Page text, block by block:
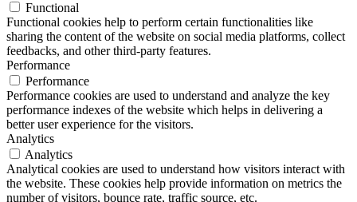
Functional
Functional cookies help to perform certain functionalities like
sharing the content of the website on social media platforms, collect
feedbacks, and other third-party features.
Performance
Performance
Performance cookies are used to understand and analyze the key
performance indexes of the website which helps in delivering a
better user experience for the visitors.
Analytics
Analytics
Analytical cookies are used to understand how visitors interact with
the website. These cookies help provide information on metrics the
number of visitors, bounce rate, traffic source, etc.